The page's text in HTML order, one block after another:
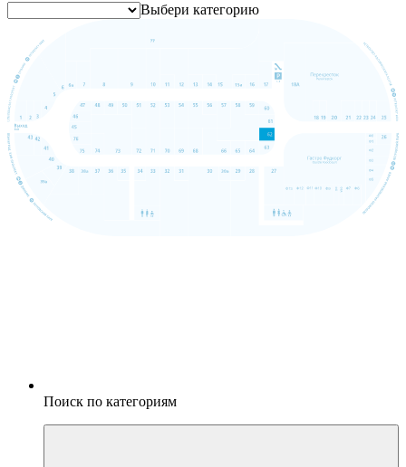
Выбери категорию
Поиск по категориям